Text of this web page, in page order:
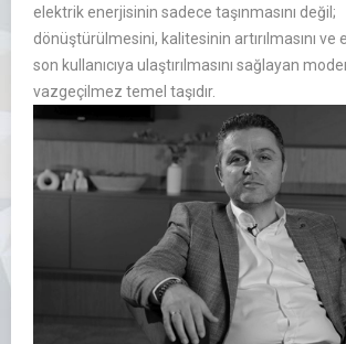
elektrik enerjisinin sadece taşınmasını değil;
dönüştürülmesini, kalitesinin artırılmasını ve
son kullanıcıya ulaştırılmasını sağlayan
vazgeçilmez temel taşıdır.